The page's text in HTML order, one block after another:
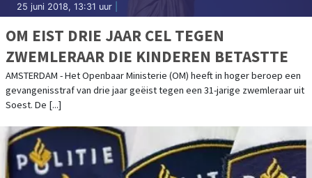
25 juni 2018, 13:31 uur
OM EIST DRIE JAAR CEL TEGEN
ZWEMLERAAR DIE KINDEREN BETASTTE
AMSTERDAM - Het Openbaar Ministerie (OM) heeft in hoger beroep een
gevangenisstraf van drie jaar geëist tegen een 31-jarige zwemleraar uit
Soest. De [...]